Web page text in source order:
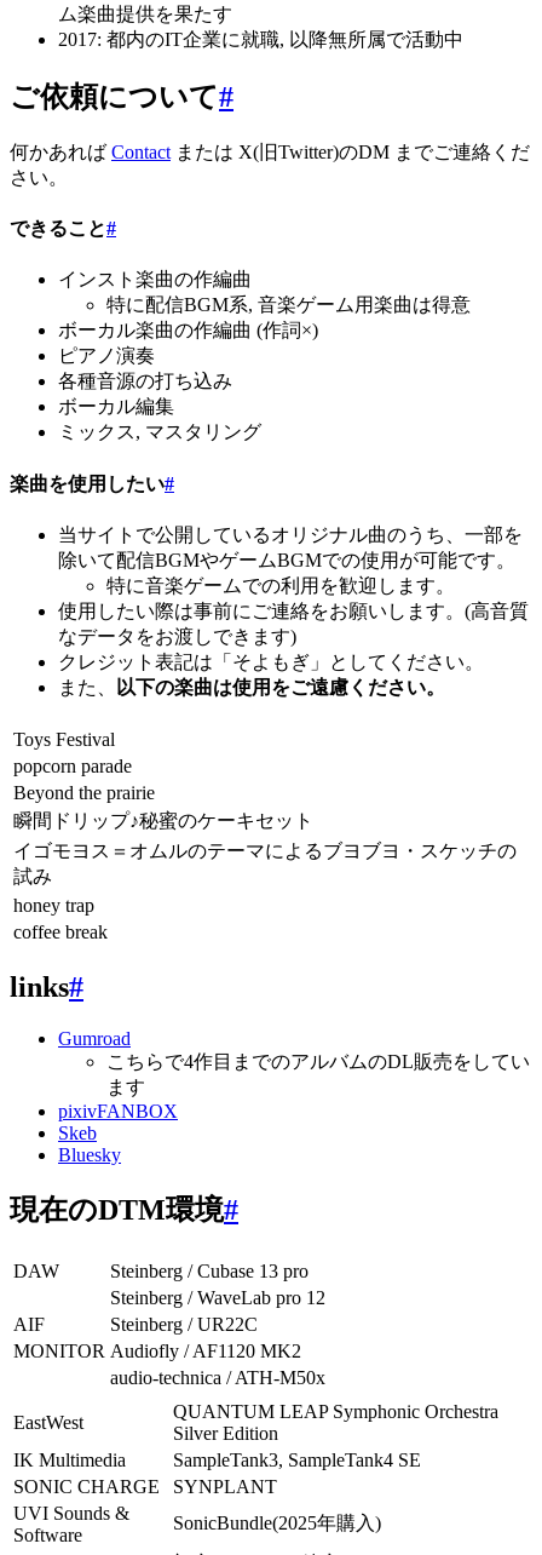
ム楽曲提供を果たす
2017: 都内のIT企業に就職, 以降無所属で活動中
ご依頼について#
何かあれば Contact または X(旧Twitter)のDM までご連絡くだ
さい。
できること#
インスト楽曲の作編曲
特に配信BGM系, 音楽ゲーム用楽曲は得意
ボーカル楽曲の作編曲 (作詞×)
ピアノ演奏
各種音源の打ち込み
ボーカル編集
ミックス, マスタリング
楽曲を使用したい#
当サイトで公開しているオリジナル曲のうち、一部を
除いて配信BGMやゲームBGMでの使用が可能です。
特に音楽ゲームでの利用を歓迎します。
使用したい際は事前にご連絡をお願いします。(高音質
なデータをお渡しできます)
クレジット表記は「そよもぎ」としてください。
また、
以下の楽曲は使用をご遠慮ください。
Toys Festival
popcorn parade
Beyond the prairie
瞬間ドリップ♪秘蜜のケーキセット
イゴモヨス＝オムルのテーマによるブヨブヨ・スケッチの
試み
honey trap
coffee break
links#
Gumroad
こちらで4作目までのアルバムのDL販売をしてい
ます
pixivFANBOX
Skeb
Bluesky
現在のDTM環境#
DAW
Steinberg / Cubase 13 pro
Steinberg / WaveLab pro 12
AIF
Steinberg / UR22C
MONITOR Audiofly / AF1120 MK2
audio-technica / ATH-M50x
EastWest
QUANTUM LEAP Symphonic Orchestra
Silver Edition
IK Multimedia
SampleTank3, SampleTank4 SE
SONIC CHARGE
SYNPLANT
UVI Sounds &
Software
SonicBundle(2025年購入)